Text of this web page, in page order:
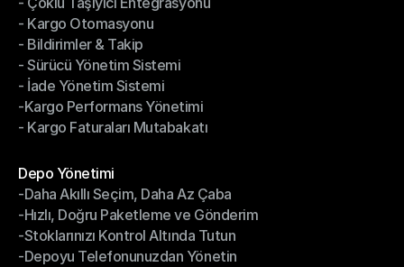
- Çoklu Taşıyıcı Entegrasyonu
- Kargo Otomasyonu
- Kargo Otomasyonu
- Bildirimler & Takip
- Bildirimler & Takip
- Sürücü Yönetim Sistemi
- Sürücü Yönetim Sistemi
- İade Yönetim Sistemi
- İade Yönetim Sistemi
-Kargo Performans Yönetimi
-Kargo Performans Yönetimi
- Kargo Faturaları Mutabakatı
Depo Yönetimi
Depo Yönetimi
-Daha Akıllı Seçim, Daha Az Çaba
-Daha Akıllı Seçim, Daha Az Çaba
-Hızlı, Doğru Paketleme ve Gönderim
-Hızlı, Doğru Paketleme ve Gönderim
-Stoklarınızı Kontrol Altında Tutun
-Stoklarınızı Kontrol Altında Tutun
-Depoyu Telefonunuzdan Yönetin